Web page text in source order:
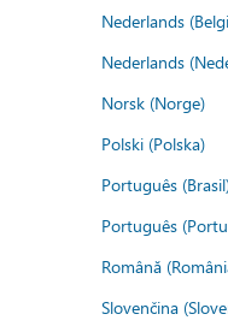
Nederlands
Nederlands
Norsk (Norge)
Polski (Polska)
Português
Português
Română
Slovenčina